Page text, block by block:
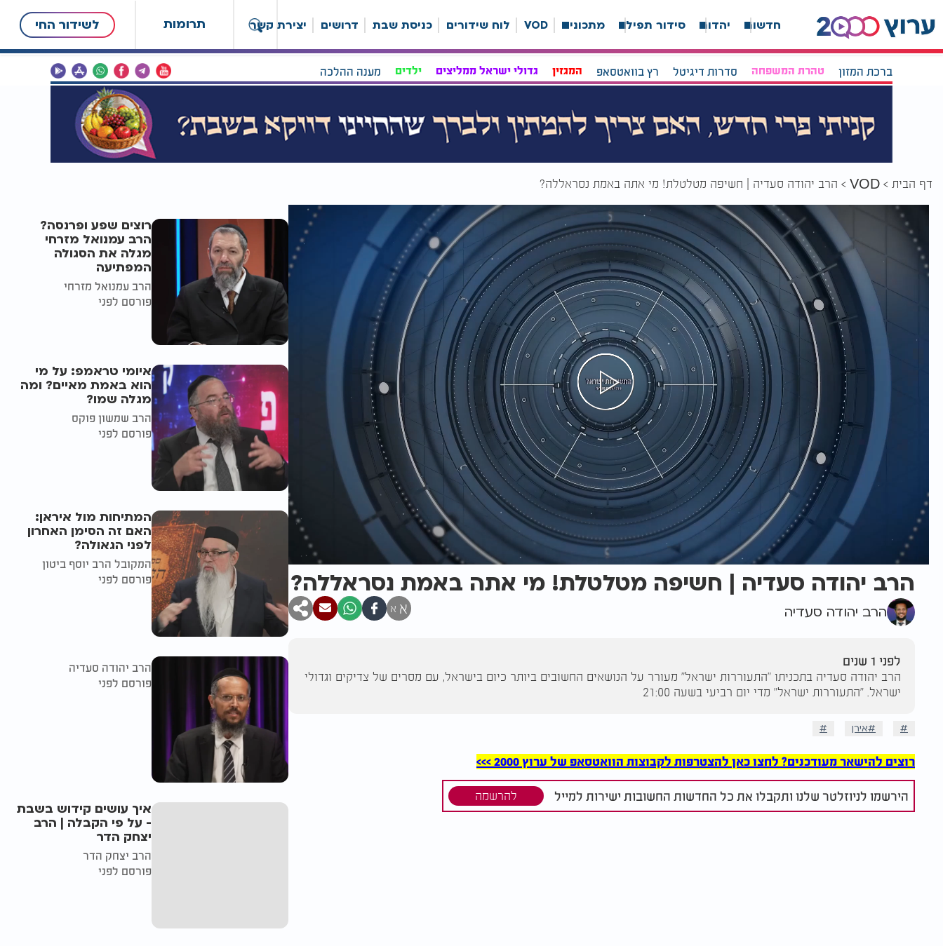
תרומות לשידור החי חדשות יהדות סידור תפילה מתכונים VOD לוח שידורים כניסת שבת דרושים יצירת קשר
ברכת המזון טהרת המשפחה סדרות דיגיטל רץ בוואטסאפ המגזין גדולי ישראל ממליצים ילדים מענה ההלכה
דף הבית VOD הרב יהודה סעדיה | חשיפה מטלטלת! מי אתה באמת נסראללה?
הרב יהודה סעדיה | חשיפה מטלטלת! מי אתה באמת נסראללה?
הרב יהודה סעדיה א א
לפני 1 שנים
הרב יהודה סעדיה בתכניתו "התעוררות ישראל" מעורר על הנושאים החשובים ביותר כיום בישראל, עם מסרים של צדיקים וגדולי
ישראל. "התעוררות ישראל" מדי יום רביעי בשעה 21:00
אירן
רוצים להישאר מעודכנים? לחצו כאן להצטרפות לקבוצות הוואטסאפ של ערוץ 2000 >>>
הירשמו לניוזלטר שלנו ותקבלו את כל החדשות החשובות ישירות למייל להרשמה
רוצים שפע ופרנסה?
הרב עמנואל מזרחי
מגלה את הסגולה
המפתיעה
הרב עמנואל מזרחי
פורסם לפני
איומי טראמפ: על מי
הוא באמת מאיים? ומה
מגלה שמו?
הרב שמשון פוקס
פורסם לפני
המתיחות מול איראן:
האם זה הסימן האחרון
לפני הגאולה?
המקובל הרב יוסף ביטון
פורסם לפני
הרב יהודה סעדיה
פורסם לפני
איך עושים קידוש בשבת
- על פי הקבלה | הרב
יצחק הדר
הרב יצחק הדר
פורסם לפני